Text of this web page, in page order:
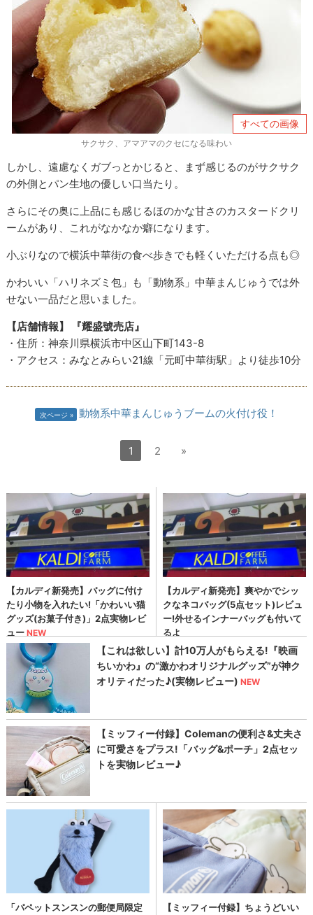
すべての画像
サクサク、アマアマのクセになる味わい
しかし、遠慮なくガブっとかじると、まず感じるのがサクサク
の外側とパン生地の優しい口当たり。
さらにその奥に上品にも感じるほのかな甘さのカスタードクリ
ームがあり、これがなかなか癖になります。
小ぶりなので横浜中華街の食べ歩きでも軽くいただける点も◎
かわいい「ハリネズミ包」も「動物系」中華まんじゅうでは外
せない一品だと思いました。
【店舗情報】 『耀盛號売店』
・住所：神奈川県横浜市中区山下町143-8
・アクセス：みなとみらい21線「元町中華街駅」より徒歩10分
次ページ 動物系中華まんじゅうブームの火付け役！
1 2 »